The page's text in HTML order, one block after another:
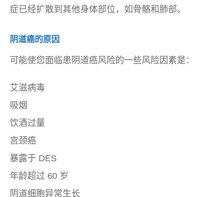
症已经扩散到其他身体部位，如骨骼和肺部。
阴道癌的原因
可能使您面临患阴道癌风险的一些风险因素是：
艾滋病毒
吸烟
饮酒过量
宫颈癌
暴露于 DES
年龄超过 60 岁
阴道细胞异常生长